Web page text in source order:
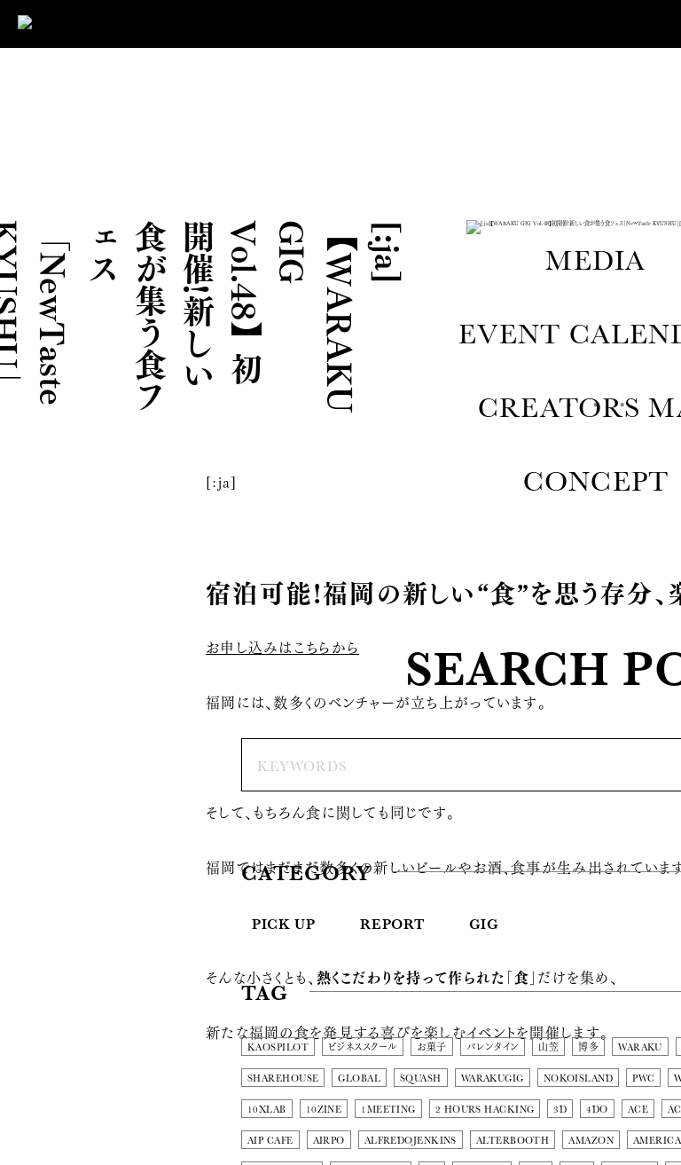
MEDIA
EVENT
CREATORS
CONCEPT
SEARCH
CATEGORY
PICK UP REPORT GIG
TAG
KAOSPILOT ビジネススクール お菓子 バレンタイン 山笠 博多 WARAKU
SHAREHOUSE GLOBAL SQUASH WARAKUGIG NOKOISLAND PWC
10XLAB 10ZINE 1MEETING 2 HOURS HACKING 3D 4DO ACE
AIP CAFE AIRPO ALFREDOJENKINS ALTERBOOTH AMAZON AMERICA
[
:
j
a
]
【
W
A
R
A
K
U
G
I
G
V
o
l
.
4
8
】
初
開
催
!
新
し
い
食
が
集
う
食
フ
ェ
ス
「
N
e
w
T
a
s
t
e
K
Y
U
S
H
U
」
[
:
[:ja]
宿泊可能!福岡の新しい“食”を思う存分、
お申し込みはこちらから
福岡には、数多くのベンチャーが立ち上がっています。
そして、もちろん食に関しても同じです。
福岡ではまだまだ数多くの新しいビールやお酒、食事が生み出されていま
そんな小さくとも、 熱くこだわりを持って作られた「食」 だけを集め、
新たな福岡の食を発見する喜びを楽しむイベントを開催します。